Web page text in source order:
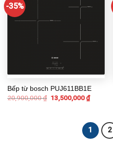
-35%
Bếp từ bosch PUJ611BB1E
20,900,000₫ 13,500,000₫
1 2